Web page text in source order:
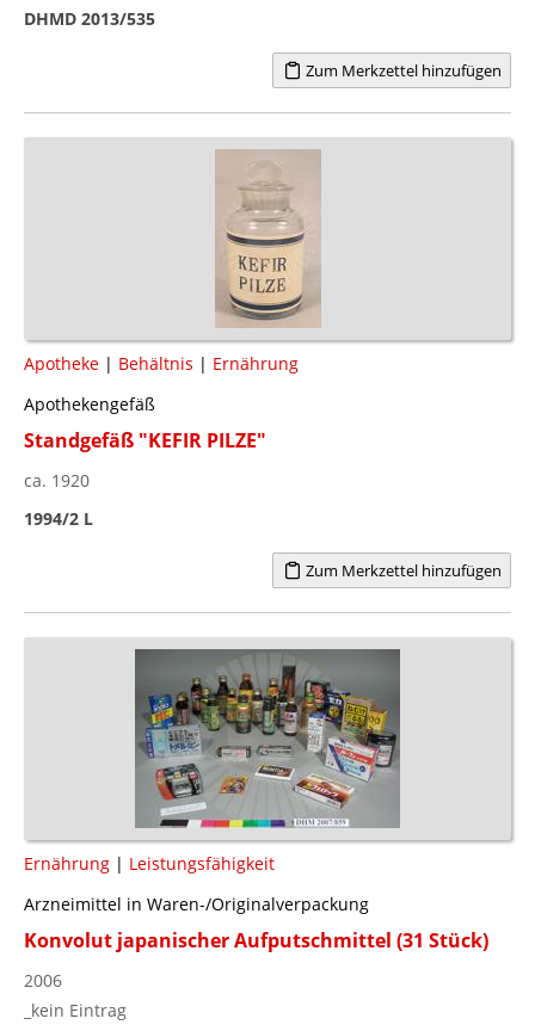
DHMD 2013/535
Zum Merkzettel hinzufügen
Apotheke | Behältnis | Ernährung
Apothekengefäß
Standgefäß "KEFIR PILZE"
ca. 1920
1994/2 L
Zum Merkzettel hinzufügen
Ernährung | Leistungsfähigkeit
Arzneimittel in Waren-/Originalverpackung
Konvolut japanischer Aufputschmittel (31 Stück)
2006
_kein Eintrag